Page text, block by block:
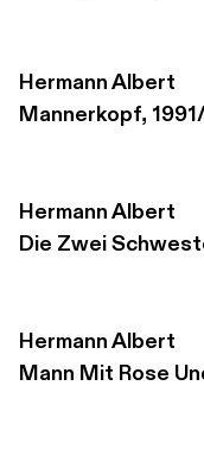
Hermann Albert
Mannerkopf,
Hermann Albert
Die Zwei
Hermann Albert
Mann Mit Rose